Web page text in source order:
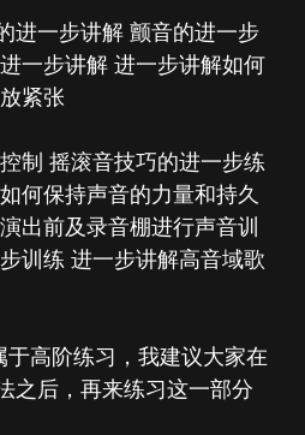
进一步讲解 颤音的进一步
一步讲解 进一步讲解如何
紧张
制 摇滚音技巧的进一步练
何保持声音的力量和持久
出前及录音棚进行声音训
训练 进一步讲解高音域歌
高阶练习，我建议大家在
之后，再来练习这一部分